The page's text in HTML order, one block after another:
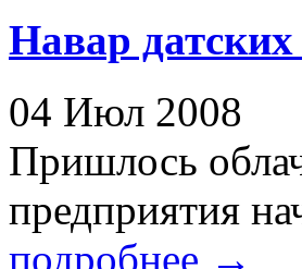
Навар
04 Июл 2008
Пришлось
предприятия
подробнее →